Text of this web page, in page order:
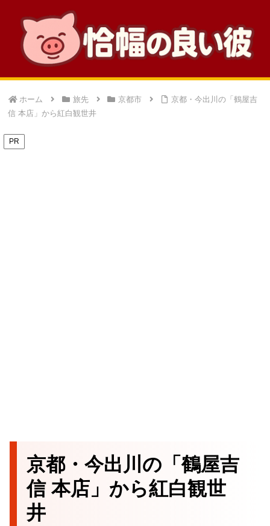
ホーム 旅先 京都市
京都・今出川の「鶴屋吉
信 本店」から紅白観世井
PR
京都・今出川の「鶴屋吉
信 本店」から紅白観世
井